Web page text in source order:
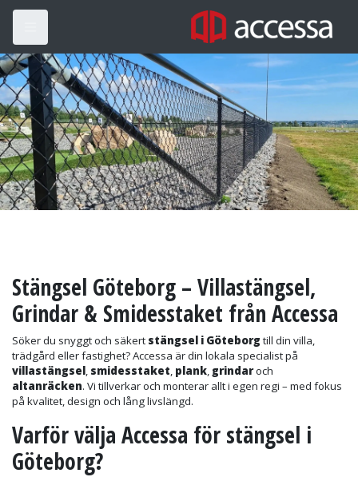
Stängsel Göteborg – Villastängsel,
Grindar & Smidesstaket från Accessa
Söker du snyggt och säkert stängsel i Göteborg till din villa,
trädgård eller fastighet? Accessa är din lokala specialist på
villastängsel, smidesstaket, plank, grindaroch
altanräcken. Vi tillverkar och monterar allt i egen regi – med fokus
på kvalitet, design och lång livslängd.
Varför välja Accessa för stängsel i
Göteborg?